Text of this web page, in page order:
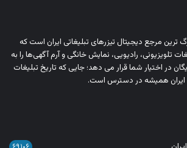
ترین مرجع دیجیتال تیزرهای تبلیغاتی ایران است که
تلویزیونی، رادیویی، نمایش خانگی و آرم‌ آگهی‌ها را به‌
در اختیار شما قرار می‌ دهد؛ جایی که تاریخ تبلیغات
ایران همیشه در دسترس است.